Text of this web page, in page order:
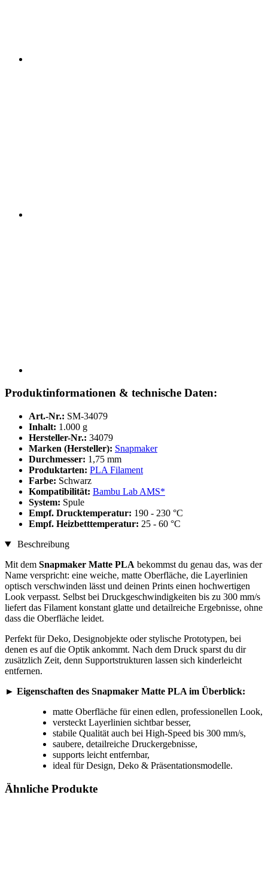
Produktinformationen & technische Daten:
Art.-Nr.: SM-34079
Inhalt: 1.000 g
Hersteller-Nr.: 34079
Marken (Hersteller): Snapmaker
Durchmesser: 1,75 mm
Produktarten: PLA Filament
Farbe: Schwarz
Kompatibilität: Bambu Lab AMS*
System: Spule
Empf. Drucktemperatur: 190 - 230 °C
Empf. Heizbetttemperatur: 25 - 60 °C
Beschreibung
Mit dem Snapmaker Matte PLA bekommst du genau das, was der
Name verspricht: eine weiche, matte Oberfläche, die Layerlinien
optisch verschwinden lässt und deinen Prints einen hochwertigen
Look verpasst. Selbst bei Druckgeschwindigkeiten bis zu 300 mm/s
liefert das Filament konstant glatte und detailreiche Ergebnisse, ohne
dass die Oberfläche leidet.
Perfekt für Deko, Designobjekte oder stylische Prototypen, bei
denen es auf die Optik ankommt. Nach dem Druck sparst du dir
zusätzlich Zeit, denn Supportstrukturen lassen sich kinderleicht
entfernen.
► Eigenschaften des Snapmaker Matte PLA im Überblick:
matte Oberfläche für einen edlen, professionellen Look,
versteckt Layerlinien sichtbar besser,
stabile Qualität auch bei High-Speed bis 300 mm/s,
saubere, detailreiche Druckergebnisse,
supports leicht entfernbar,
ideal für Design, Deko & Präsentationsmodelle.
Ähnliche Produkte